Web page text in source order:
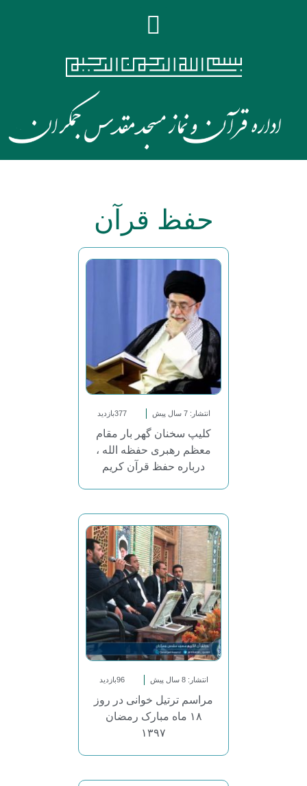
حفظ قرآن
انتشار: 7 سال پیش 377بازدید
کلیپ سخنان گهر بار مقام
معظم رهبری حفظه الله ،
درباره حفظ قرآن کریم
انتشار: 8 سال پیش 96بازدید
مراسم ترتیل خوانی در روز
۱۸ ماه مبارک رمضان
۱۳۹۷